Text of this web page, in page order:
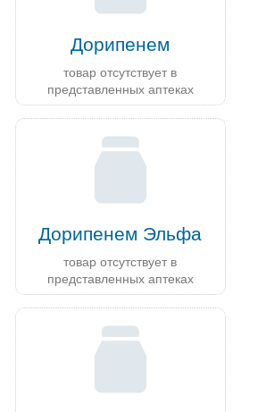
Дорипенем
товар отсутствует в
представленных аптеках
Дорипенем Эльфа
товар отсутствует в
представленных аптеках